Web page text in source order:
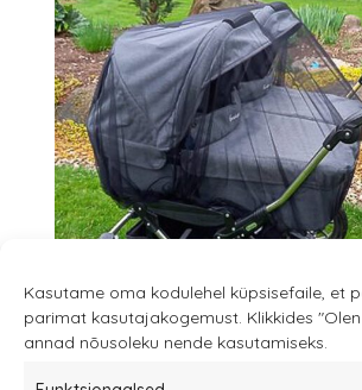
Kasutame oma kodulehel küpsisefaile, et
parimat kasutajakogemust. Klikkides
annad nõusoleku nende kasutamiseks.